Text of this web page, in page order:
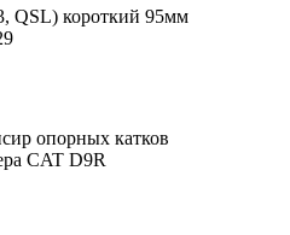
QSL) короткий 95мм